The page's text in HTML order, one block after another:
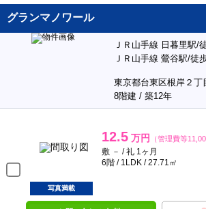
グランマノワール
ＪＲ山手線 日暮里駅/
ＪＲ山手線 鶯谷駅/徒
東京都台東区根岸２丁
8階建 / 築12年
12.5 万円 （管理費等
敷 － / 礼 1ヶ月
6階 / 1LDK / 27.71㎡
写真満載